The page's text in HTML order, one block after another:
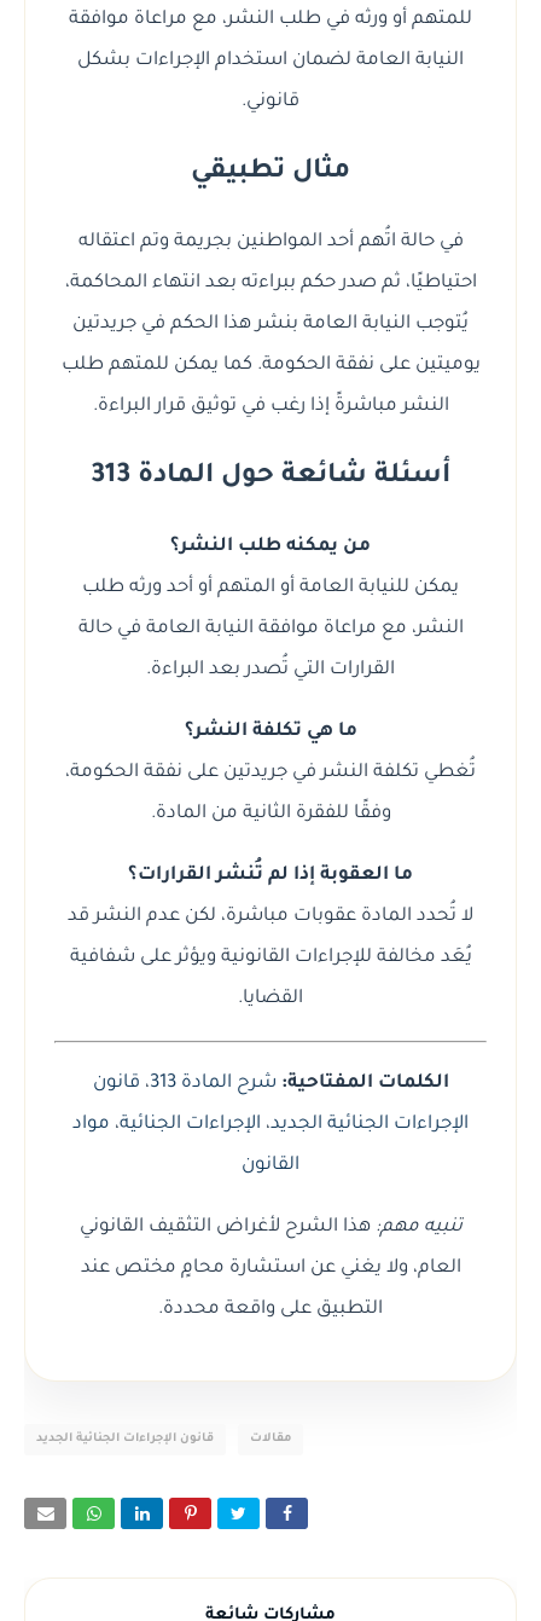
للمتهم أو ورثه في طلب النشر، مع مراعاة موافقة
النيابة العامة لضمان استخدام الإجراءات بشكل
قانوني.
مثال تطبيقي
في حالة اتُهم أحد المواطنين بجريمة وتم اعتقاله
احتياطيًا، ثم صدر حكم ببراءته بعد انتهاء المحاكمة،
يُتوجب النيابة العامة بنشر هذا الحكم في جريدتين
يوميتين على نفقة الحكومة. كما يمكن للمتهم طلب
النشر مباشرةً إذا رغب في توثيق قرار البراءة.
أسئلة شائعة حول المادة 313
من يمكنه طلب النشر؟
يمكن للنيابة العامة أو المتهم أو أحد ورثه طلب
النشر، مع مراعاة موافقة النيابة العامة في حالة
القرارات التي تُصدر بعد البراءة.
ما هي تكلفة النشر؟
تُغطي تكلفة النشر في جريدتين على نفقة الحكومة،
وفقًا للفقرة الثانية من المادة.
ما العقوبة إذا لم تُنشر القرارات؟
لا تُحدد المادة عقوبات مباشرة، لكن عدم النشر قد
يُعَد مخالفة للإجراءات القانونية ويؤثر على شفافية
القضايا.
الكلمات المفتاحية: شرح المادة 313 ، قانون
الإجراءات الجنائية الجديد، الإجراءات الجنائية، مواد
القانون
تنبيه مهم: هذا الشرح لأغراض التثقيف القانوني
العام، ولا يغني عن استشارة محامٍ مختص عند
التطبيق على واقعة محددة.
قانون الإجراءات الجنائية الجديد مقالات
مشاركات شائعة